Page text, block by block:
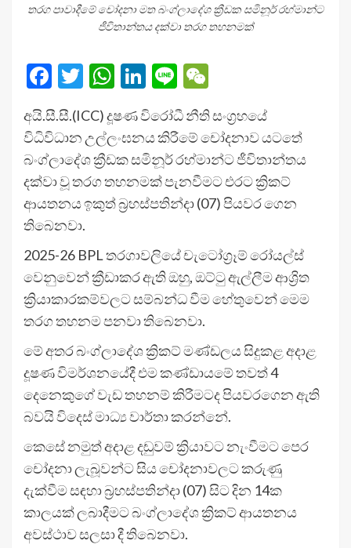
තරග පාවාදීමේ චෝදනා මත බංග්ලාදේශ ක්‍රීඩක සමිනූර් රහ්මාන්ට
ජීවිතාන්තය දක්වා තරග තහනමක්
Facebook
Twitter
WhatsApp
LinkedIn
Line
අයි.සී.සී.(ICC) දූෂණ විරෝධී නීති සංග්‍රහයේ
විධිවිධාන උල්ලංඝනය කිරීමේ චෝදනාව යටතේ
බංග්ලාදේශ ක්‍රීඩක සමිනූර් රහ්මාන්ට ජීවිතාන්තය
දක්වා වූ තරග තහනමක් පැනවීමට එරට ක්‍රිකට්
ආයතනය ඉකුත් බ්‍රහස්පතින්දා (07) පියවර ගෙන
තිබෙනවා.
2025-26 BPL තරගාවලියේ චැටෝග්‍රෑම් රෝයල්ස්
වෙනුවෙන් ක්‍රීඩාකර ඇති ඔහු, ඔට්ටු ඇල්ලීම ආශ්‍රිත
ක්‍රියාකාරකම්වලට සම්බන්ධ වීම හේතුවෙන් මෙම
තරග තහනම පනවා තිබෙනවා.
මේ අතර බංග්ලාදේශ ක්‍රිකට් මණ්ඩලය සිදුකළ අදාළ
දූෂණ විමර්ශනයේදී එම කණ්ඩායමේ තවත් 4
දෙනෙකුගේ වැඩ තහනම් කිරීමටද පියවරගෙන ඇති
බවයි විදෙස් මාධ්‍ය වාර්තා කරන්නේ.
කෙසේ නමුත් අදාළ දඬුවම් ක්‍රියාවට නැංවීමට පෙර
චෝදනා ලැබූවන්ට සිය චෝදනාවලට කරුණු
දැක්වීම සඳහා බ්‍රහස්පතින්දා (07) සිට දින 14ක
කාලයක් ලබාදීමට බංග්ලාදේශ ක්‍රිකට් ආයතනය
අවස්ථාව සලසා දී තිබෙනවා.